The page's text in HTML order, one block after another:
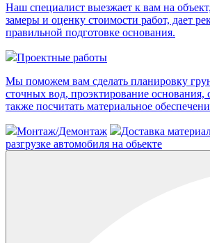
Наш специалист выезжает к вам на
замеры и оценку стоимости работ, дает
правильной подготовке основания.
Проектные работы
Мы поможем вам сделать планировку
сточных вод, проэктирование основания,
также посчитать материальное
Монтаж/Демонтаж Доставка
разгрузке автомобиля на обьекте